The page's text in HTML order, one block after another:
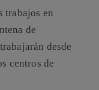
trabajos en
de
desde
centros de